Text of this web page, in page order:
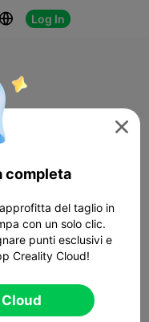
 Log In

completa
del taglio in
con un solo clic.
punti esclusivi e
Creality Cloud!